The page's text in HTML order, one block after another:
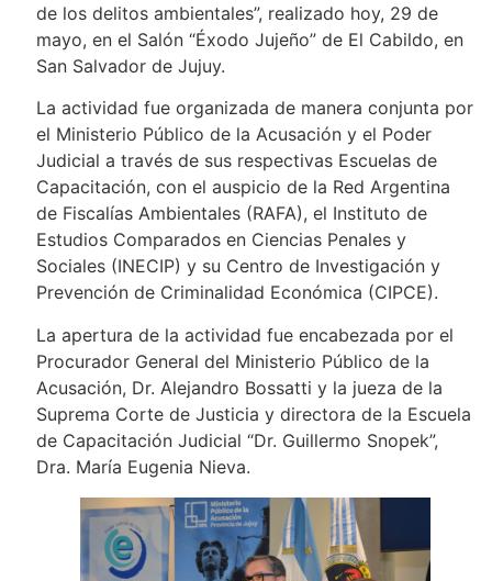
de los delitos ambientales”, realizado hoy, 29 de
mayo, en el Salón “Éxodo Jujeño” de El Cabildo, en
San Salvador de Jujuy.
La actividad fue organizada de manera conjunta por
el Ministerio Público de la Acusación y el Poder
Judicial a través de sus respectivas Escuelas de
Capacitación, con el auspicio de la Red Argentina
de Fiscalías Ambientales (RAFA), el Instituto de
Estudios Comparados en Ciencias Penales y
Sociales (INECIP) y su Centro de Investigación y
Prevención de Criminalidad Económica (CIPCE).
La apertura de la actividad fue encabezada por el
Procurador General del Ministerio Público de la
Acusación, Dr. Alejandro Bossatti y la jueza de la
Suprema Corte de Justicia y directora de la Escuela
de Capacitación Judicial “Dr. Guillermo Snopek”,
Dra. María Eugenia Nieva.